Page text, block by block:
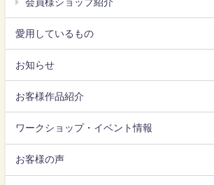
会員様ショップ紹介
愛用しているもの
お知らせ
お客様作品紹介
ワークショップ・イベント情報
お客様の声